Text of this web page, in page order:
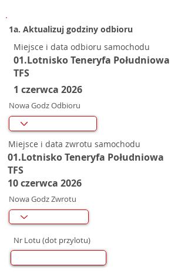
1a. Aktualizuj godziny odbioru
Miejsce i data odbioru samochodu
01.Lotnisko Teneryfa Południowa
TFS
1 czerwca 2026
Nowa Godz Odbioru
Miejsce i data zwrotu samochodu
01.Lotnisko Teneryfa Południowa
TFS
10 czerwca 2026
Nowa Godz Zwrotu
Nr Lotu (dot przylotu)